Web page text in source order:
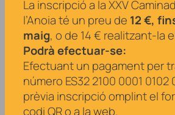
La inscripció a la XXV
l’Anoia té un preu de 12 €,
maig, o de 14 € realitzant-la
Podrà efectuar-se:
Efectuant un pagament per
número ES32 2100 0001 0102
prèvia inscripció omplint el
codi QR o a la web.